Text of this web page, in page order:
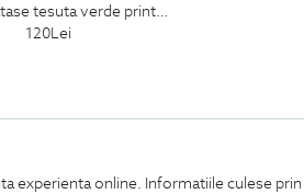
experienta online. Informatiile culese
tesuta verde print floral
120Lei